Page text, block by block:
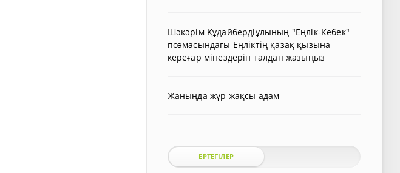
Шәкәрім Құдайбердіұлының "Еңлік-Кебек"
поэмасындағы Еңліктің қазақ қызына
кереғар мінездерін талдап жазыңыз
Жаныңда жүр жақсы адам
ЕРТЕГІЛЕР